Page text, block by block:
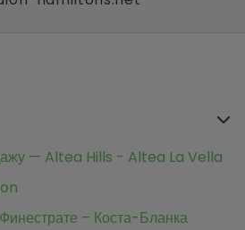
— Altea Hills - Altea La Vella
– Коста-Бланка